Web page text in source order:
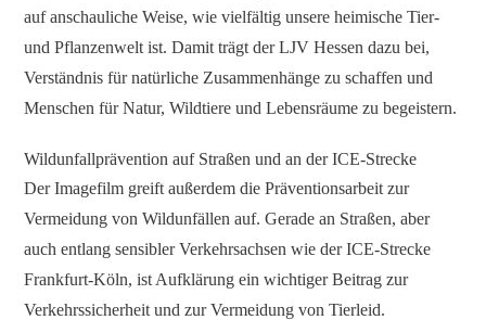
auf anschauliche Weise, wie vielfältig unsere heimische Tier-
und Pflanzenwelt ist. Damit trägt der LJV Hessen dazu bei,
Verständnis für natürliche Zusammenhänge zu schaffen und
Menschen für Natur, Wildtiere und Lebensräume zu begeistern.
Wildunfallprävention auf Straßen und an der ICE-Strecke
Der Imagefilm greift außerdem die Präventionsarbeit zur
Vermeidung von Wildunfällen auf. Gerade an Straßen, aber
auch entlang sensibler Verkehrsachsen wie der ICE-Strecke
Frankfurt-Köln, ist Aufklärung ein wichtiger Beitrag zur
Verkehrssicherheit und zur Vermeidung von Tierleid.